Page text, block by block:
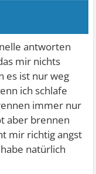
antworten
mir nichts
es ist nur weg
ich schlafe
immer nur
aber brennen
mir richtig angst
natürlich